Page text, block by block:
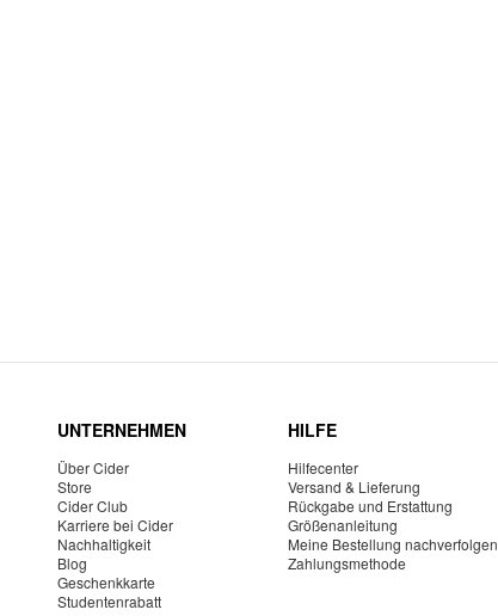
UNTERNEHMEN
Über Cider
Store
Cider Club
Karriere bei Cider
Nachhaltigkeit
Blog
Geschenkkarte
Studentenrabatt
HILFE
Hilfecenter
Versand & Lieferung
Rückgabe und Erstattung
Größenanleitung
Meine Bestellung nachverfolgen
Zahlungsmethode